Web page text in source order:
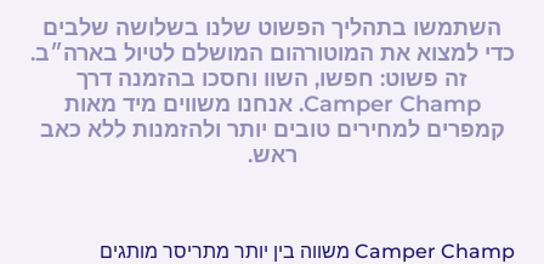
השתמשו בתהליך הפשוט שלנו בשלושה שלבים
כדי למצוא את המוטורהום המושלם לטיול בארה״ב.
זה פשוט: חפשו, השוו וחסכו בהזמנה דרך
Camper Champ. אנחנו משווים מיד מאות
קמפרים למחירים טובים יותר ולהזמנות ללא כאב
ראש.
Camper Champ משווה בין יותר מתריסר מותגים